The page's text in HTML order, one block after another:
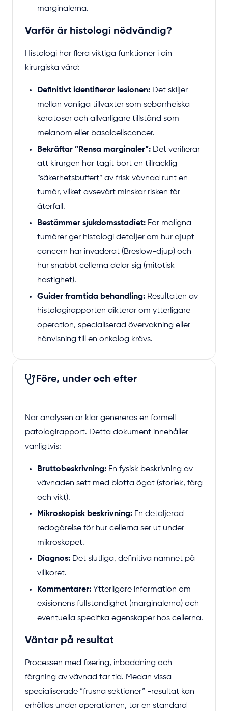
marginalerna.
Varför är histologi nödvändig?
Histologi har flera viktiga funktioner i din
kirurgiska vård:
Definitivt identifierar lesionen: Det skiljer
mellan vanliga tillväxter som seborrheiska
keratoser och allvarligare tillstånd som
melanom eller basalcellscancer.
Bekräftar ”Rensa marginaler”: Det verifierar
att kirurgen har tagit bort en tillräcklig
”säkerhetsbuffert” av frisk vävnad runt en
tumör, vilket avsevärt minskar risken för
återfall.
Bestämmer sjukdomsstadiet: För maligna
tumörer ger histologi detaljer om hur djupt
cancern har invaderat (Breslow-djup) och
hur snabbt cellerna delar sig (mitotisk
hastighet).
Guider framtida behandling: Resultaten av
histologirapporten dikterar om ytterligare
operation, specialiserad övervakning eller
hänvisning till en onkolog krävs.
Före, under och efter
När analysen är klar genereras en formell
patologirapport. Detta dokument innehåller
vanligtvis:
Bruttobeskrivning: En fysisk beskrivning av
vävnaden sett med blotta ögat (storlek, färg
och vikt).
Mikroskopisk beskrivning: En detaljerad
redogörelse för hur cellerna ser ut under
mikroskopet.
Diagnos: Det slutliga, definitiva namnet på
villkoret.
Kommentarer: Ytterligare information om
exisionens fullständighet (marginalerna) och
eventuella specifika egenskaper hos cellerna.
Väntar på resultat
Processen med fixering, inbäddning och
färgning av vävnad tar tid. Medan vissa
specialiserade ”frusna sektioner” -resultat kan
erhållas under operationen, tar en standard